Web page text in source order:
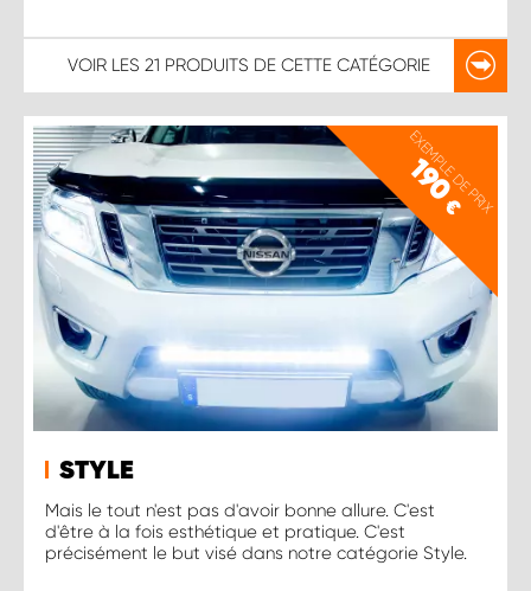
VOIR LES 21 PRODUITS DE CETTE CATÉGORIE
EXEMPLE DE PRIX
190
€
STYLE
Mais le tout n'est pas d'avoir bonne allure. C'est
d'être à la fois esthétique et pratique. C'est
précisément le but visé dans notre catégorie Style.